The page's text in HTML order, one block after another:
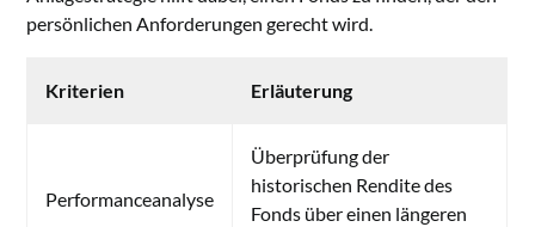
persönlichen Anforderungen gerecht wird.
Kriterien Erläuterung
Performanceanalyse
Überprüfung der
historischen Rendite des
Fonds über einen längeren